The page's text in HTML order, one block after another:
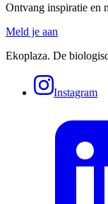
Ontvang inspiratie en
Meld je aan
Ekoplaza. De
Instagram